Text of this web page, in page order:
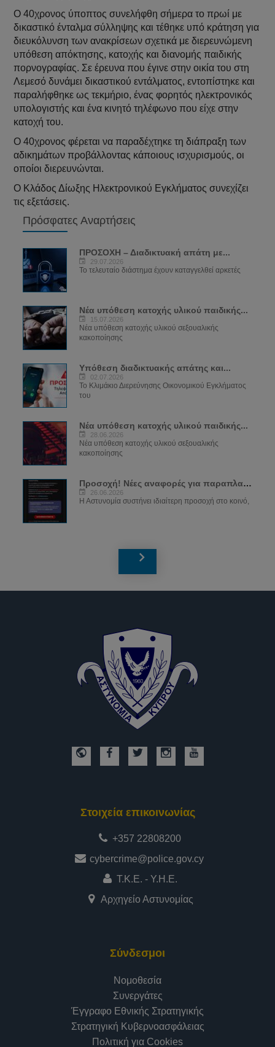
Ο 40χρονος ύποπτος συνελήφθη σήμερα το πρωί με
δικαστικό ένταλμα σύλληψης και τέθηκε υπό κράτηση για
διευκόλυνση των ανακρίσεων σχετικά με διερευνώμενη
υπόθεση απόκτησης, κατοχής και διανομής παιδικής
πορνογραφίας. Σε έρευνα που έγινε στην οικία του στη
Λεμεσό δυνάμει δικαστικού εντάλματος, εντοπίστηκε και
παραλήφθηκε ως τεκμήριο, ένας φορητός ηλεκτρονικός
υπολογιστής και ένα κινητό τηλέφωνο που είχε στην
κατοχή του.
Ο 40χρονος φέρεται να παραδέχτηκε τη διάπραξη των
αδικημάτων προβάλλοντας κάποιους ισχυρισμούς, οι
οποίοι διερευνώνται.
Ο Κλάδος Δίωξης Ηλεκτρονικού Εγκλήματος συνεχίζει
τις εξετάσεις.
Πρόσφατες Αναρτήσεις
ΠΡΟΣΟΧΗ – Διαδικτυακή απάτη με...
29.07.2026
Το τελευταίο διάστημα έχουν καταγγελθεί αρκετές
Νέα υπόθεση κατοχής υλικού παιδικής...
15.07.2026
Νέα υπόθεση κατοχής υλικού σεξουαλικής
κακοποίησης
Υπόθεση διαδικτυακής απάτης και...
02.07.2026
Το Κλιμάκιο Διερεύνησης Οικονομικού Εγκλήματος
του
Νέα υπόθεση κατοχής υλικού παιδικής...
28.06.2026
Νέα υπόθεση κατοχής υλικού σεξουαλικής
κακοποίησης
Προσοχή! Νέες αναφορές για παραπλανητικά...
26.06.2026
Η Αστυνομία συστήνει ιδιαίτερη προσοχή στο κοινό,
Στοιχεία επικοινωνίας
+357 22808200
cybercrime@police.gov.cy
Τ.Κ.Ε. - Υ.Η.Ε.
Αρχηγείο Αστυνομίας
Σύνδεσμοι
Νομοθεσία
Συνεργάτες
Έγγραφο Εθνικής Στρατηγικής
Στρατηγική Κυβερνοασφάλειας
Πολιτική για Cookies